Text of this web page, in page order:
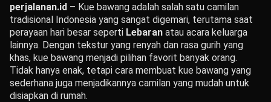
perjalanan.id – Kue bawang adalah salah satu camilan
tradisional Indonesia yang sangat digemari, terutama saat
perayaan hari besar seperti Lebaran atau acara keluarga
lainnya. Dengan tekstur yang renyah dan rasa gurih yang
khas, kue bawang menjadi pilihan favorit banyak orang.
Tidak hanya enak, tetapi cara membuat kue bawang yang
sederhana juga menjadikannya camilan yang mudah untuk
disiapkan di rumah.